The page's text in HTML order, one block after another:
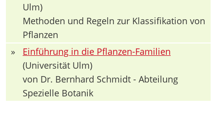
Ulm)
Methoden und Regeln zur Klassifikation von
Pflanzen
»
Einführung in die Pflanzen-Familien
(Universität Ulm)
von Dr. Bernhard Schmidt - Abteilung
Spezielle Botanik